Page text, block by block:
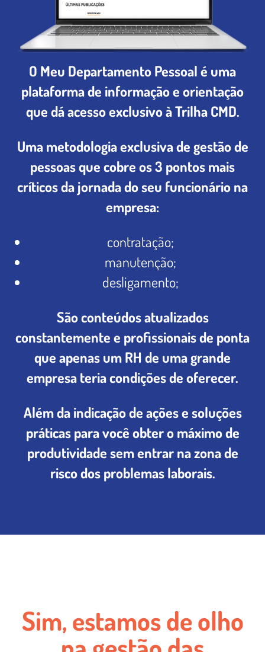
O Meu Departamento Pessoal é uma
plataforma de informação e orientação
que dá acesso exclusivo à Trilha CMD.
Uma metodologia exclusiva de gestão de
pessoas que cobre os 3 pontos mais
críticos da jornada do seu funcionário na
empresa:
contratação;
manutenção;
desligamento;
São conteúdos atualizados
constantemente e profissionais de ponta
que apenas um RH de uma grande
empresa teria condições de oferecer.
Além da indicação de ações e soluções
práticas para você obter o máximo de
produtividade sem entrar na zona de
risco dos problemas laborais.
Sim, estamos de olho